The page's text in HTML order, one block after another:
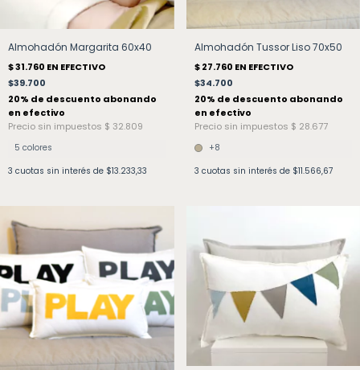
Almohadón Margarita 60x40
$39.700
5 colores
3 cuotas sin interés de $13.233,33
Almohadón Tussor Liso 70x50
$34.700
+8
3 cuotas sin interés de $11.566,67